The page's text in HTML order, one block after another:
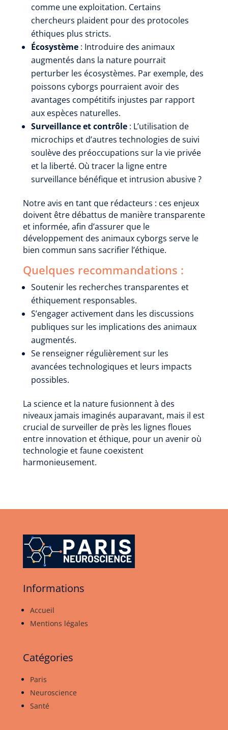
comme une exploitation. Certains
chercheurs plaident pour des protocoles
éthiques plus stricts.
Écosystème: Introduire des animaux
augmentés dans la nature pourrait
perturber les écosystèmes. Par exemple, des
poissons cyborgs pourraient avoir des
avantages compétitifs injustes par rapport
aux espèces naturelles.
Surveillance et contrôle: L’utilisation de
microchips et d’autres technologies de suivi
soulève des préoccupations sur la vie privée
et la liberté. Où tracer la ligne entre
surveillance bénéfique et intrusion abusive ?
Notre avis en tant que rédacteurs : ces enjeux
doivent être débattus de manière transparente
et informée, afin d’assurer que le
développement des animaux cyborgs serve le
bien commun sans sacrifier l’éthique.
Quelques recommandations :
Soutenir les recherches transparentes et
éthiquement responsables.
S’engager activement dans les discussions
publiques sur les implications des animaux
augmentés.
Se renseigner régulièrement sur les
avancées technologiques et leurs impacts
possibles.
La science et la nature fusionnent à des
niveaux jamais imaginés auparavant, mais il est
crucial de surveiller de près les lignes floues
entre innovation et éthique, pour un avenir où
technologie et faune coexistent
harmonieusement.
Informations
Accueil
Mentions légales
Catégories
Paris
Neuroscience
Santé